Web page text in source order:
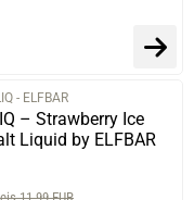
für den ist
einfach
- ELFBAR
– Strawberry Ice
Liquid by ELFBAR